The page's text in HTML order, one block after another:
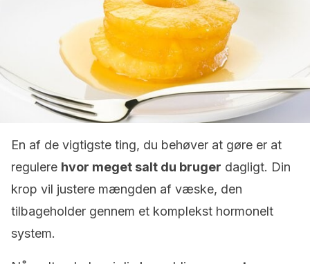
En af de vigtigste ting, du behøver at gøre er at
regulere hvor meget salt du bruger dagligt. Din
krop vil justere mængden af væske, den
tilbageholder gennem et komplekst hormonelt
system.